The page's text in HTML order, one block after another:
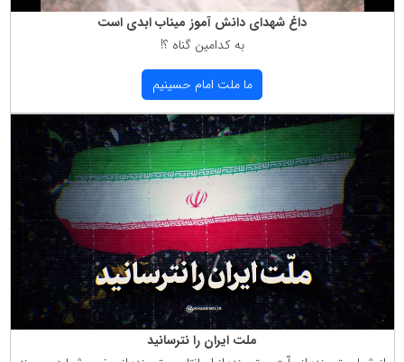
داغ شهدای دانش آموز میناب ابدی است
به كدامین گناه ؟!
ما ملت امام حسینیم
ملت ایران را نترسانید